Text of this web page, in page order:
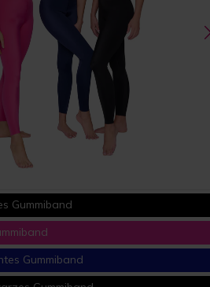
Gummiband
Gummiband